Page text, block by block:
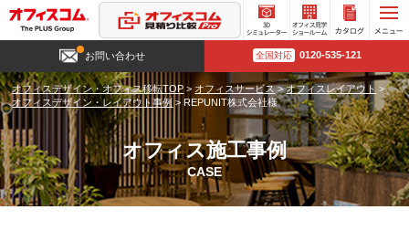
3D
シミュ
レータ
ー
オフィ
ス見学
ショー
ルーム
お問い合わせ 全国対応 0120-535-121
オフィスデザイン・オフィス移転TOP > オフィスサービス>オフィスレイアウト >
オフィスデザイン・レイアウト事例 >REPUNIT株式会社様
オフィス施工事例
CASE